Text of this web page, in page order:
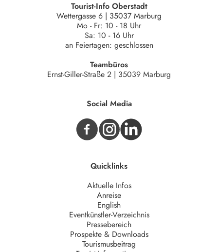
Tourist-Info Oberstadt
Wettergasse 6 | 35037 Marburg
Mo - Fr: 10 - 18 Uhr
Sa: 10 - 16 Uhr
an Feiertagen: geschlossen
Teambüros
Ernst-Giller-Straße 2 | 35039 Marburg
Social Media
Quicklinks
Aktuelle Infos
Anreise
English
Eventkünstler-Verzeichnis
Pressebereich
Prospekte & Downloads
Tourismusbeitrag